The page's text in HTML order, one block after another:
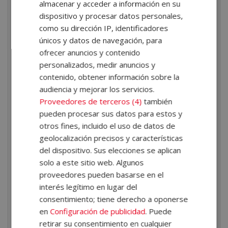
Jornada, salario y tiempo de trabajo. Aprenderás
a gestionar jornadas, horarios, registros de jornada,
interrupciones del tiempo de trabajo y estructura
salarial.
Prestaciones de la Seguridad Social
en las distintas prestaciones como al incapacidad
temporal y permanente, la jubilación, el desempleo,
las prestaciones familiares…
Prevención de riesgos laborales. Se abordan los
fundamentos de la prevención, los factores de
riesgo, derechos y obligaciones, ergonomía,
seguridad, planes de emergencia y protección de la
salud en el entorno laboral.
¿Qué aprenderás en este
curso Experto en Nóminas,
almacenar y acceder a información en su
dispositivo y procesar datos personales,
como su dirección IP, identificadores
únicos y datos de navegación, para
ofrecer anuncios y contenido
personalizados, medir anuncios y
contenido, obtener información sobre la
audiencia y mejorar los servicios.
Proveedores de terceros (4) también
pueden procesar sus datos para estos y
otros fines, incluido el uso de datos de
geolocalización precisos y características
del dispositivo. Sus elecciones se aplican
solo a este sitio web. Algunos
proveedores pueden basarse en el
interés legítimo en lugar del
consentimiento; tiene derecho a oponerse
enConfiguración de publicidad. Puede
retirar su consentimiento en cualquier